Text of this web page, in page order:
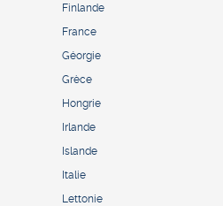
Finlande
France
Géorgie
Grèce
Hongrie
Irlande
Islande
Italie
Lettonie